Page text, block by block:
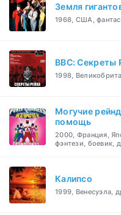
Земля
1968, США,
BBC: Секреты
1998,
Могучие
помощь
2000, Франция,
фэнтези, боевик,
Калипсо
1999, Венесуэла,